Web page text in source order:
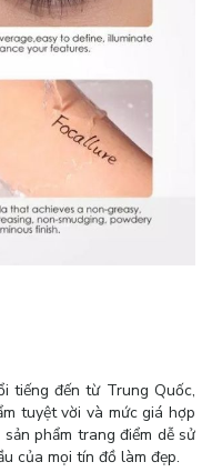
tiếng đến từ Trung Quốc,
tuyệt vời và mức giá hợp
phẩm trang điểm dễ sử
của mọi tín đồ làm đẹp.